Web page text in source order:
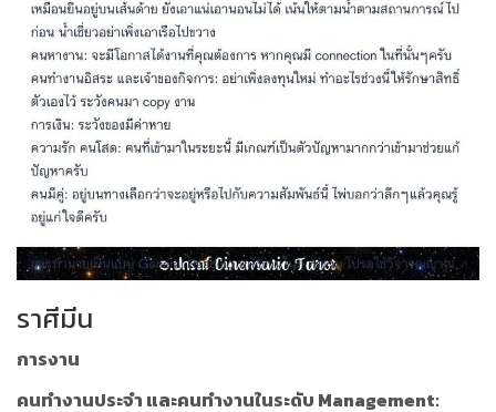
ราศีมีน
การงาน
คนทำงานประจำ และคนทำงานในระดับ Management: